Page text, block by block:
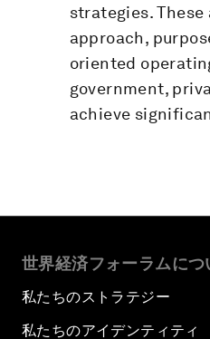
strategies.
approach,
oriented
government,
achieve
世界経済フォーラムにつ
私たちのストラテジー
私たちのアイデンティティ